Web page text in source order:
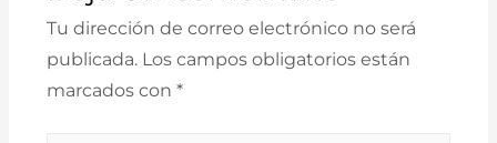
Tu dirección de correo electrónico no será
publicada. Los campos obligatorios están
marcados con *